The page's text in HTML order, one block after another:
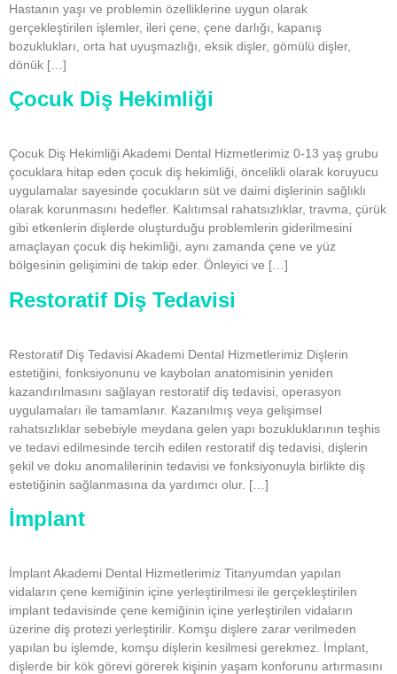
Hastanın yaşı ve problemin özelliklerine uygun olarak
gerçekleştirilen işlemler, ileri çene, çene darlığı, kapanış
bozuklukları, orta hat uyuşmazlığı, eksik dişler, gömülü dişler,
dönük […]
Çocuk Diş Hekimliği
Çocuk Diş Hekimliği Akademi Dental Hizmetlerimiz 0-13 yaş grubu
çocuklara hitap eden çocuk diş hekimliği, öncelikli olarak koruyucu
uygulamalar sayesinde çocukların süt ve daimi dişlerinin sağlıklı
olarak korunmasını hedefler. Kalıtımsal rahatsızlıklar, travma, çürük
gibi etkenlerin dişlerde oluşturduğu problemlerin giderilmesini
amaçlayan çocuk diş hekimliği, aynı zamanda çene ve yüz
bölgesinin gelişimini de takip eder. Önleyici ve […]
Restoratif Diş Tedavisi
Restoratif Diş Tedavisi Akademi Dental Hizmetlerimiz Dişlerin
estetiğini, fonksiyonunu ve kaybolan anatomisinin yeniden
kazandırılmasını sağlayan restoratif diş tedavisi, operasyon
uygulamaları ile tamamlanır. Kazanılmış veya gelişimsel
rahatsızlıklar sebebiyle meydana gelen yapı bozukluklarının teşhis
ve tedavi edilmesinde tercih edilen restoratif diş tedavisi, dişlerin
şekil ve doku anomalilerinin tedavisi ve fonksiyonuyla birlikte diş
estetiğinin sağlanmasına da yardımcı olur. […]
İmplant
İmplant Akademi Dental Hizmetlerimiz Titanyumdan yapılan
vidaların çene kemiğinin içine yerleştirilmesi ile gerçekleştirilen
implant tedavisinde çene kemiğinin içine yerleştirilen vidaların
üzerine diş protezi yerleştirilir. Komşu dişlere zarar verilmeden
yapılan bu işlemde, komşu dişlerin kesilmesi gerekmez. İmplant,
dişlerde bir kök görevi görerek kişinin yaşam konforunu artırmasını